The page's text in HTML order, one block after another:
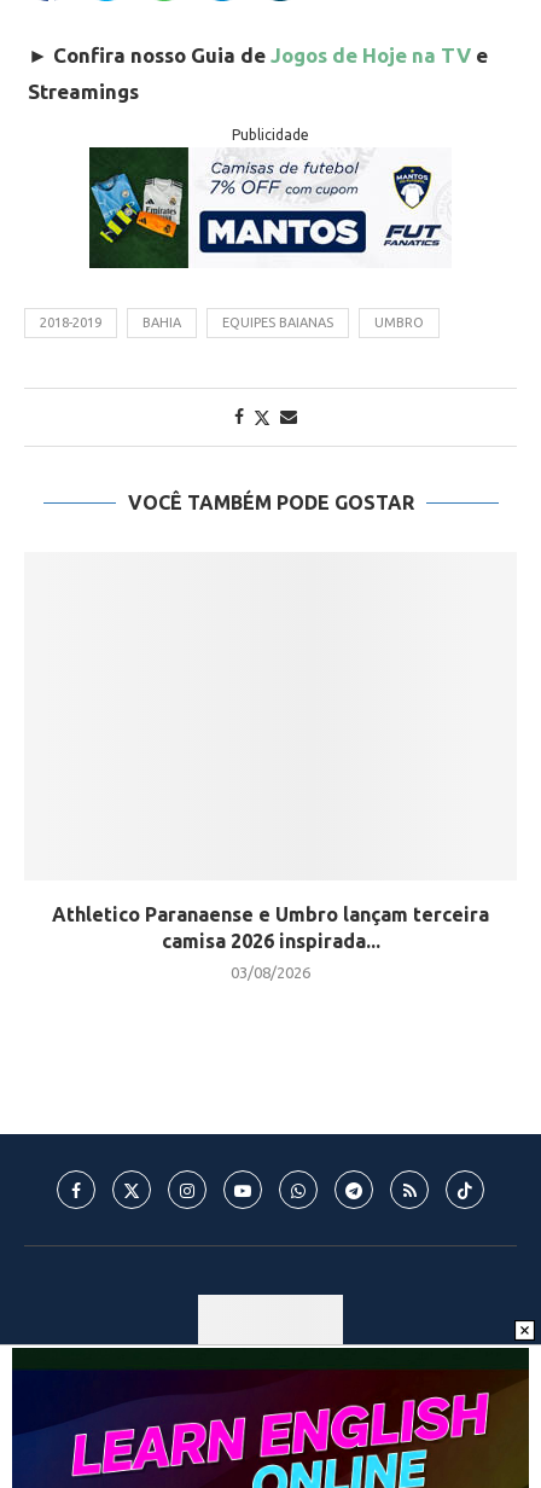
► Confira nosso Guia de Jogos de Hoje na TV e
Streamings
Publicidade
2018-2019 BAHIA EQUIPES BAIANAS UMBRO
VOCÊ TAMBÉM PODE GOSTAR
Athletico Paranaense e Umbro lançam terceira
camisa 2026 inspirada...
03/08/2026